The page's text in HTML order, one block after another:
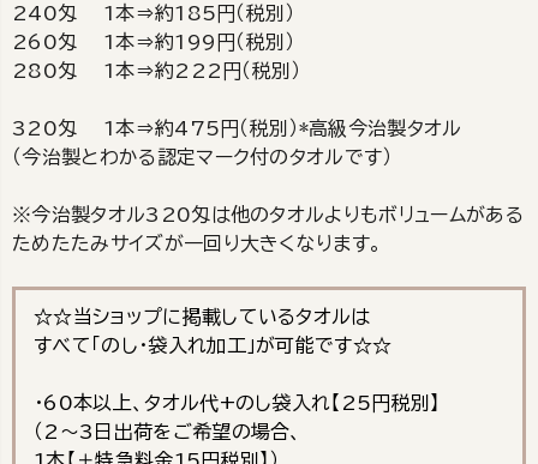
240匁 1本⇒約185円（税別）
260匁 1本⇒約199円（税別）
280匁 1本⇒約222円（税別）
320匁 1本⇒約475円（税別）*高級今治製タオル
（今治製とわかる認定マーク付のタオルです）
※今治製タオル320匁は他のタオルよりもボリュームがある
ためたたみサイズが一回り大きくなります。
☆☆当ショップに掲載しているタオルは
すべて「のし・袋入れ加工」が可能です☆☆
・60本以上、タオル代+のし袋入れ【25円税別】
（2～3日出荷をご希望の場合、
1本【＋特急料金15円税別】）